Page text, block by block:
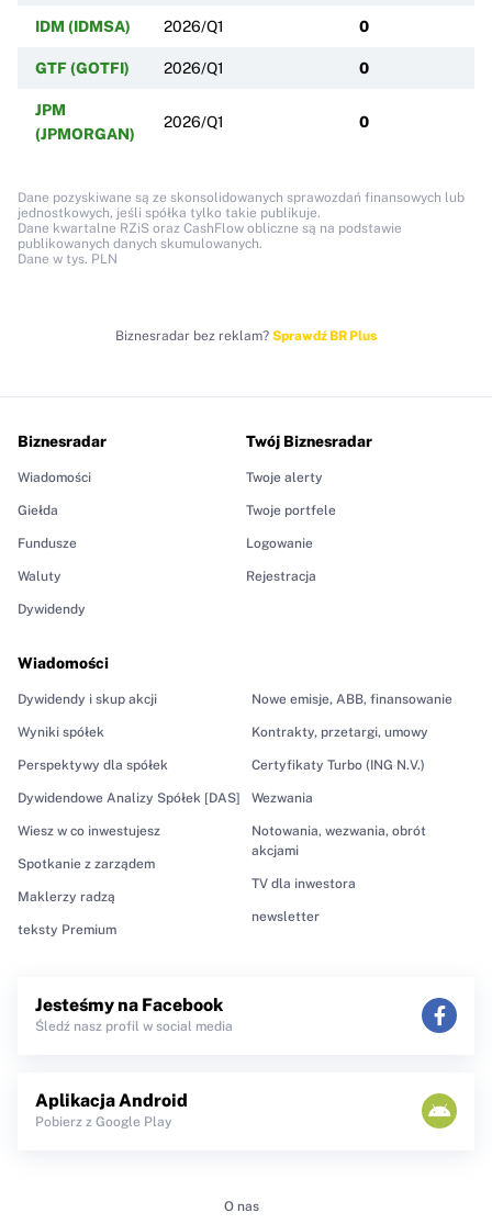
IDM (IDMSA) 2026/Q1 0
GTF (GOTFI) 2026/Q1 0
JPM
(JPMORGAN)
2026/Q1 0
Dane pozyskiwane są ze skonsolidowanych sprawozdań finansowych lub
jednostkowych, jeśli spółka tylko takie publikuje.
Dane kwartalne RZiS oraz CashFlow obliczne są na podstawie
publikowanych danych skumulowanych.
Dane w tys. PLN
Biznesradar bez reklam? Sprawdź BR Plus
Biznesradar
Wiadomości
Giełda
Fundusze
Waluty
Dywidendy
Wiadomości
Dywidendy i skup akcji
Wyniki spółek
Perspektywy dla spółek
Dywidendowe Analizy Spółek [DAS]
Wiesz w co inwestujesz
Spotkanie z zarządem
Maklerzy radzą
teksty Premium
Nowe emisje, ABB, finansowanie
Kontrakty, przetargi, umowy
Certyfikaty Turbo (ING N.V.)
Wezwania
Notowania, wezwania, obrót
akcjami
TV dla inwestora
newsletter
Twój Biznesradar
Twoje alerty
Twoje portfele
Logowanie
Rejestracja
Jesteśmy na Facebook
Śledź nasz profil w social media
Aplikacja Android
Pobierz z Google Play
O nas